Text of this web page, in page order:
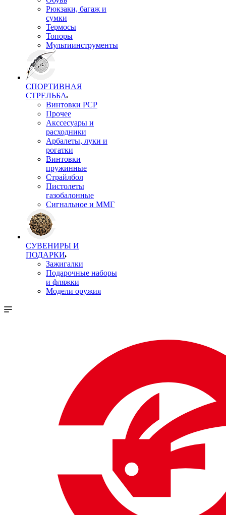
Рюкзаки, багаж и
сумки
Термосы
Топоры
Мультиинструменты
СПОРТИВНАЯ
СТРЕЛЬБА
Винтовки PCP
Прочее
Акссесуары и
расходники
Арбалеты, луки и
рогатки
Винтовки
пружинные
Страйлбол
Пистолеты
газобалонные
Сигнальное и ММГ
СУВЕНИРЫ И
ПОДАРКИ
Зажигалки
Подарочные наборы
и фляжки
Модели оружия